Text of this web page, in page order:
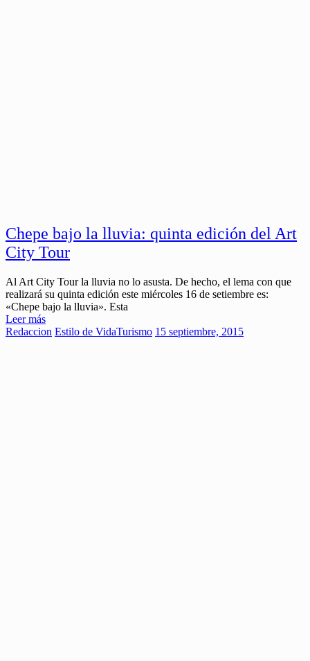
Chepe bajo la lluvia: quinta edición del Art
City Tour
Al Art City Tour la lluvia no lo asusta. De hecho, el lema con que
realizará su quinta edición este miércoles 16 de setiembre es:
«Chepe bajo la lluvia». Esta
Leer más
Redaccion Estilo de VidaTurismo 15 septiembre, 2015